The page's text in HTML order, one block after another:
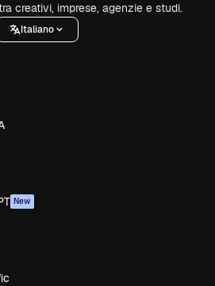
creativi, imprese, agenzie e studi.
Italiano
New